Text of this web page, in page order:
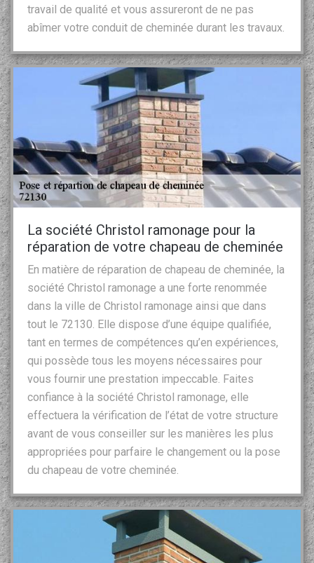
travail de qualité et vous assureront de ne pas
abîmer votre conduit de cheminée durant les travaux.
La société Christol ramonage pour la
réparation de votre chapeau de cheminée
En matière de réparation de chapeau de cheminée, la
société Christol ramonage a une forte renommée
dans la ville de Christol ramonage ainsi que dans
tout le 72130. Elle dispose d’une équipe qualifiée,
tant en termes de compétences qu’en expériences,
qui possède tous les moyens nécessaires pour
vous fournir une prestation impeccable. Faites
confiance à la société Christol ramonage, elle
effectuera la vérification de l’état de votre structure
avant de vous conseiller sur les manières les plus
appropriées pour parfaire le changement ou la pose
du chapeau de votre cheminée.